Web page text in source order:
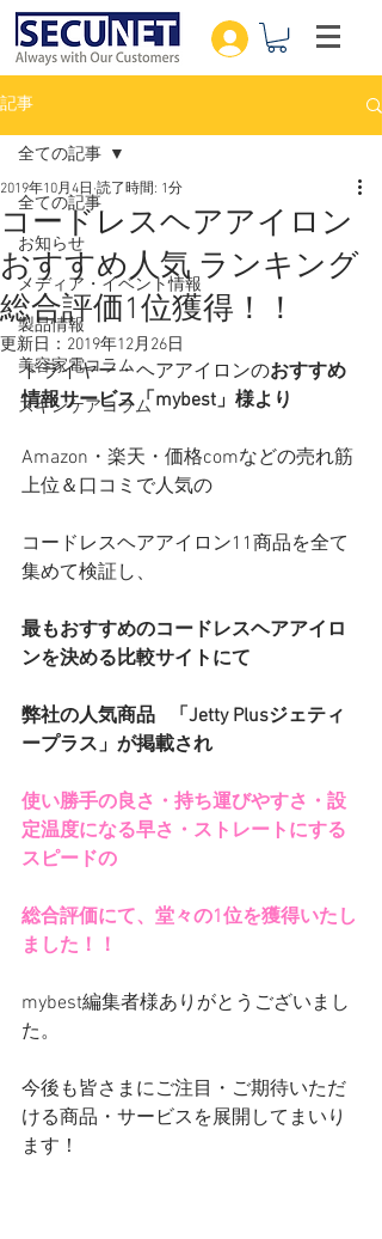
記事
全ての記事
お知らせ
メディア・イベント情報
製品情報
美容家電コラム
スキンケアコラム
全ての記事
コードレスヘアアイロン
おすすめ人気 ランキング
総合評価1位獲得！！
2019年10月4日 読了時間: 1分
更新日： 2019年12月26日
ドライヤー・ヘアアイロンのおすすめ
情報サービス「mybest」様より
Amazon・楽天・価格comなどの売れ筋
上位＆口コミで人気の
コードレスヘアアイロン11商品を全て
集めて検証し、
最もおすすめのコードレスヘアアイロ
ンを決める比較サイトにて
弊社の人気商品   「Jetty Plusジェティ
ープラス」が掲載され
使い勝手の良さ・持ち運びやすさ・設
定温度になる早さ・ストレートにする
スピードの
総合評価にて、堂々の1位を獲得いたし
ました！！
mybest編集者様ありがとうございまし
た。
今後も皆さまにご注目・ご期待いただ
ける商品・サービスを展開してまいり
ます！